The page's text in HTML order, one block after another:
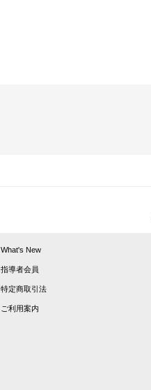
What's New
指導者会員
特定商取引法
ご利用案内